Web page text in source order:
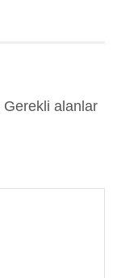
Gerekli alanlar